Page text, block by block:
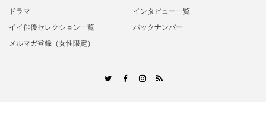
ドラマ
インタビュー一覧
イイ俳優セレクション一覧
バックナンバー
メルマガ登録（女性限定）
TwitterFacebookInstagram
RSS